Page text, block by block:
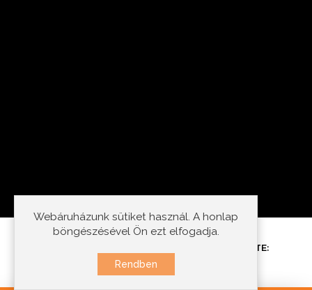
©2021. MINDEN JOG FENNTARTVA - KÉSZÍTETTE:
IDEASTYLE
Webáruházunk sütiket használ. A honlap
böngészésével Ön ezt elfogadja.
Rendben